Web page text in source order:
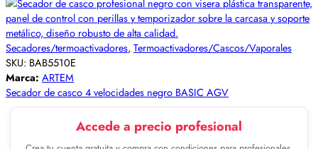
Secadores/termoactivadores, Termoactivadores/Cascos/Vaporales
SKU: BAB5510E
Marca: ARTEM
Secador de casco 4 velocidades negro BASIC AGV
Accede a precio profesional